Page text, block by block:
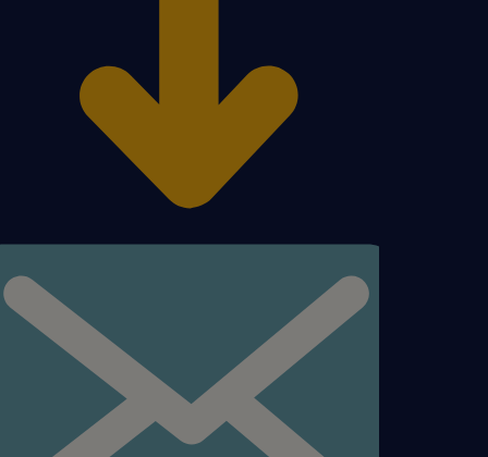
Ciebie i Twoich
(karta sportowa).
żywieniowych, które
zniżek na
po pracy
na różne okazje.